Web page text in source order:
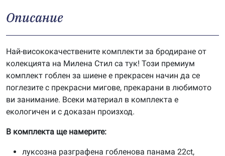
Описание
Най-висококачествените комплекти за бродиране от
колекцията на Милена Стил са тук! Този премиум
комплект гоблен за шиене е прекрасен начин да се
поглезите с прекрасни мигове, прекарани в любимото
ви занимание. Всеки материал в комплекта е
екологичен и с доказан произход.
В комплекта ще намерите:
луксозна разграфена гобленова панама 22ct,